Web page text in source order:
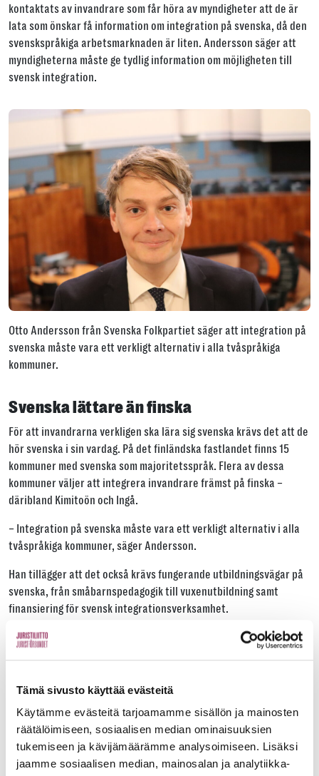
Tämä sivusto käyttää evästeitä
Käytämme evästeitä tarjoamamme sisällön ja mainosten
räätälöimiseen, sosiaalisen median ominaisuuksien
tukemiseen ja kävijämäärämme analysoimiseen. Lisäksi
jaamme sosiaalisen median, mainosalan ja analytiikka-
kontaktats av invandrare som får höra av myndigheter att de är
lata som önskar få information om integration på svenska, då den
svenskspråkiga arbetsmarknaden är liten. Andersson säger att
myndigheterna måste ge tydlig information om möjligheten till
svensk integration.
Otto Andersson från Svenska Folkpartiet säger att integration på
svenska måste vara ett verkligt alternativ i alla tvåspråkiga
kommuner.
Svenska lättare än finska
För att invandrarna verkligen ska lära sig svenska krävs det att de
hör svenska i sin vardag. På det finländska fastlandet finns 15
kommuner med svenska som majoritetsspråk. Flera av dessa
kommuner väljer att integrera invandrare främst på finska –
däribland Kimitoön och Ingå.
– Integration på svenska måste vara ett verkligt alternativ i alla
tvåspråkiga kommuner, säger Andersson.
Han tillägger att det också krävs fungerande utbildningsvägar på
svenska, från småbarnspedagogik till vuxenutbildning samt
finansiering för svensk integrationsverksamhet.
Ett argument för att integreras på svenska är att språket är släkt
med andra indoeuropeiska språk – som engelska och tyska – och
Svenskan upplevs ofta som lättare än
finskan – men utan finska blir
arbetsmarknaden begränsad.